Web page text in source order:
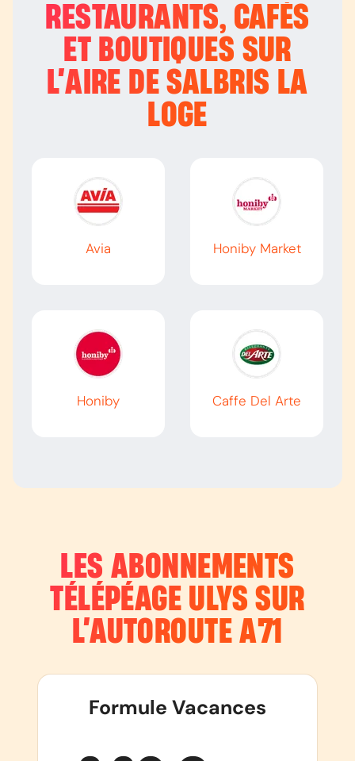
RESTAURANTS, CAFÉS
ET BOUTIQUES SUR
L’AIRE DE SALBRIS LA
LOGE
Avia Honiby Market
Honiby Caffe Del Arte
LES ABONNEMENTS
TÉLÉPÉAGE ULYS SUR
L’AUTOROUTEA71
Formule Vacances